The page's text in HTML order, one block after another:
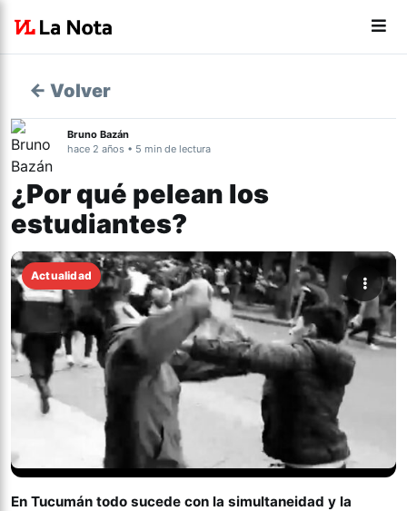
← Volver
Bruno Bazán
hace 2 años • 5 min de lectura
¿Por qué pelean los
estudiantes?
Actualidad
En Tucumán todo sucede con la simultaneidad y la